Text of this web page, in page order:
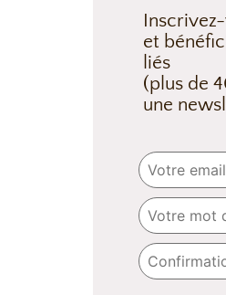
et
liés
(plus de
une